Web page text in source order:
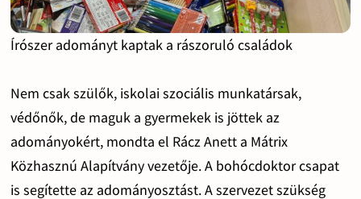
Írószer adományt kaptak a rászoruló családok
Nem csak szülők, iskolai szociális munkatársak,
védőnők, de maguk a gyermekek is jöttek az
adományokért, mondta el Rácz Anett a Mátrix
Közhasznú Alapítvány vezetője. A bohócdoktor csapat
is segítette az adományosztást. A szervezet szükség